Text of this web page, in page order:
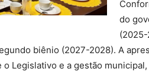
do
biênio (2027-2028). A
Legislativo e a gestão